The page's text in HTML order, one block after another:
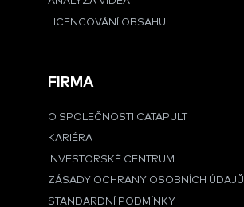
LICENCOVÁNÍ OBSAHU
FIRMA
O SPOLEČNOSTI CATAPULT
KARIÉRA
INVESTORSKÉ CENTRUM
ZÁSADY OCHRANY OSOBNÍCH ÚDAJŮ
STANDARDNÍ PODMÍNKY